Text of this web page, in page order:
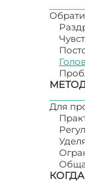
Для